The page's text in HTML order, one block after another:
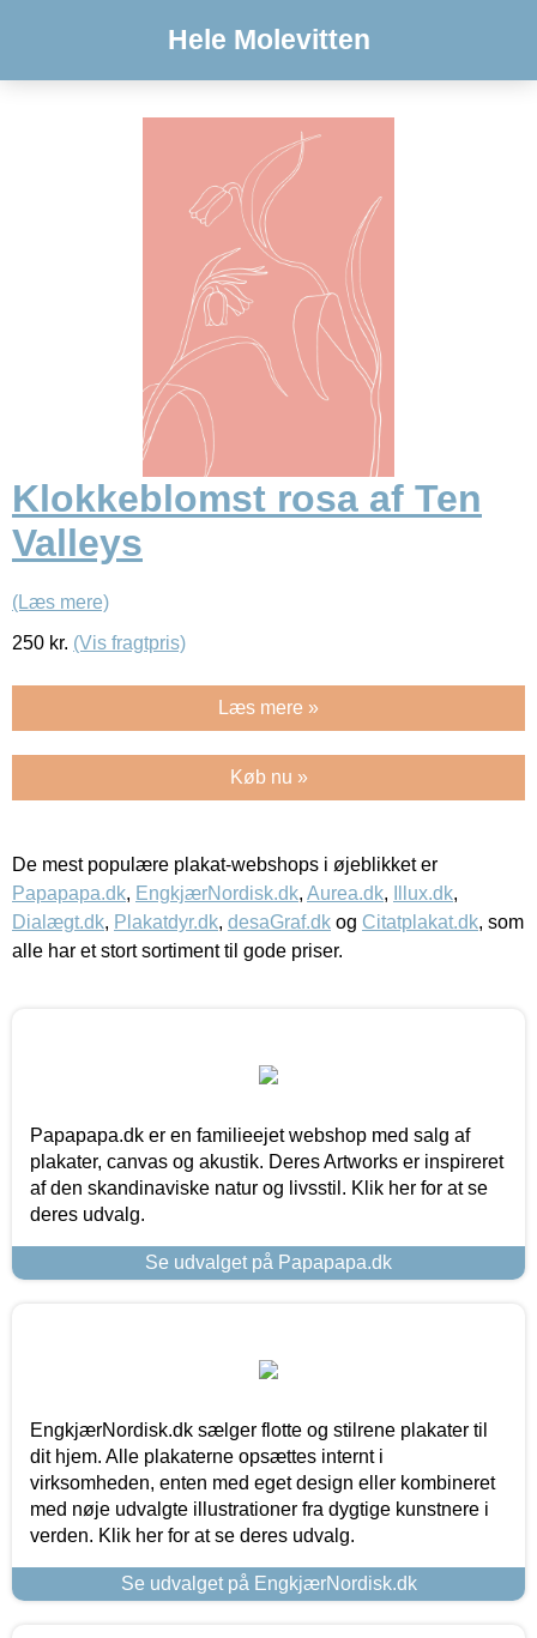
Hele Molevitten
Klokkeblomst rosa af Ten
Valleys
(Læs mere)
250 kr. (Vis fragtpris)
Læs mere »
Køb nu »
De mest populære plakat-webshops i øjeblikket er
Papapapa.dk, EngkjærNordisk.dk, Aurea.dk, Illux.dk,
Dialægt.dk, Plakatdyr.dk, desaGraf.dk og Citatplakat.dk, som
alle har et stort sortiment til gode priser.
Papapapa.dk er en familieejet webshop med salg af
plakater, canvas og akustik. Deres Artworks er inspireret
af den skandinaviske natur og livsstil. Klik her for at se
deres udvalg.
Se udvalget på Papapapa.dk
EngkjærNordisk.dk sælger flotte og stilrene plakater til
dit hjem. Alle plakaterne opsættes internt i
virksomheden, enten med eget design eller kombineret
med nøje udvalgte illustrationer fra dygtige kunstnere i
verden. Klik her for at se deres udvalg.
Se udvalget på EngkjærNordisk.dk